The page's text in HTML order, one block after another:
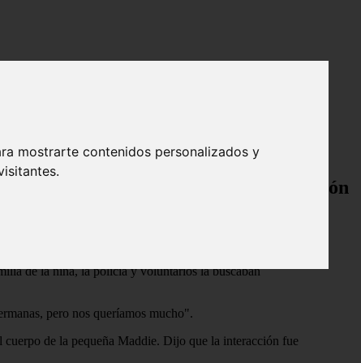
mostrarte contenidos personalizados y
su cuerpo en un waterbed
mientras espera una laboriosa revisión
su cuerpo sin vida dentro del marco de su waterbed.
de la niña, la policía y voluntarios la buscaban
pero nos queríamos mucho".
de la pequeña Maddie. Dijo que la interacción fue